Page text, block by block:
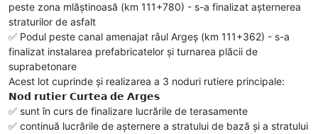
peste zona mlăștinoasă (km 111+780) - s-a finalizat așternerea
straturilor de asfalt
✅️ Podul peste canal amenajat râul Argeș (km 111+362) - s-a
finalizat instalarea prefabricatelor și turnarea plăcii de
suprabetonare
Acest lot cuprinde și realizarea a 3 noduri rutiere principale:
𝗡𝗼𝗱 𝗿𝘂𝘁𝗶𝗲𝗿 𝗖𝘂𝗿𝘁𝗲𝗮 𝗱𝗲 𝗔𝗿𝗴𝗲𝘀
✅️ sunt în curs de finalizare lucrările de terasamente
✅️ continuă lucrările de așternere a stratului de bază și a stratului